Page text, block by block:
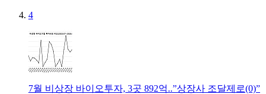
4
7월 비상장 바이오투자, 3곳 892억..”상장사 조달제로(0)”